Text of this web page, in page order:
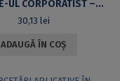
WEBSITE-UL CORPORATIST – INSTRUMENT DE PROMOVARE A CULTURII ORGANIZAȚIONALE
30,13 lei
ADAUGĂ ÎN COȘ